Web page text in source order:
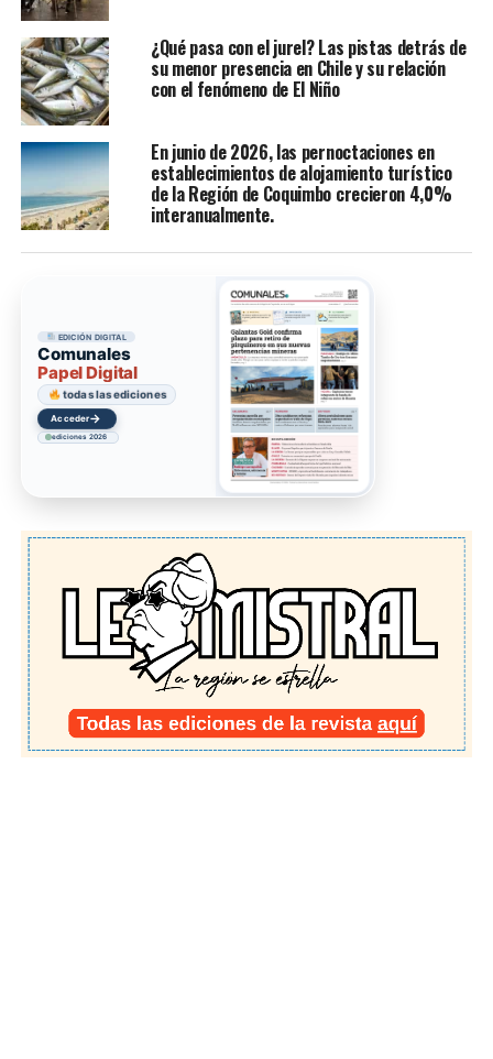
¿Qué pasa con el jurel? Las pistas detrás de
su menor presencia en Chile y su relación
con el fenómeno de El Niño
En junio de 2026, las pernoctaciones en
establecimientos de alojamiento turístico
de la Región de Coquimbo crecieron 4,0%
interanualmente.
EDICIÓN DIGITAL
Comunales
Papel Digital
todas las ediciones
Acceder→
ediciones 2026